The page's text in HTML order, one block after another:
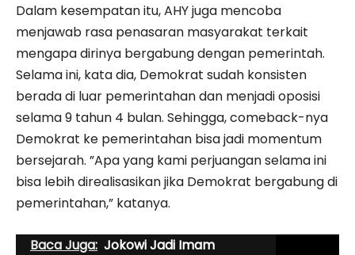
Dalam kesempatan itu, AHY juga mencoba
menjawab rasa penasaran masyarakat terkait
mengapa dirinya bergabung dengan pemerintah.
Selama ini, kata dia, Demokrat sudah konsisten
berada di luar pemerintahan dan menjadi oposisi
selama 9 tahun 4 bulan. Sehingga, comeback-nya
Demokrat ke pemerintahan bisa jadi momentum
bersejarah. ”Apa yang kami perjuangan selama ini
bisa lebih direalisasikan jika Demokrat bergabung di
pemerintahan,” katanya.
Baca Juga: Jokowi Jadi Imam